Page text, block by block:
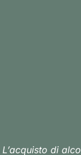
L’acquisto di